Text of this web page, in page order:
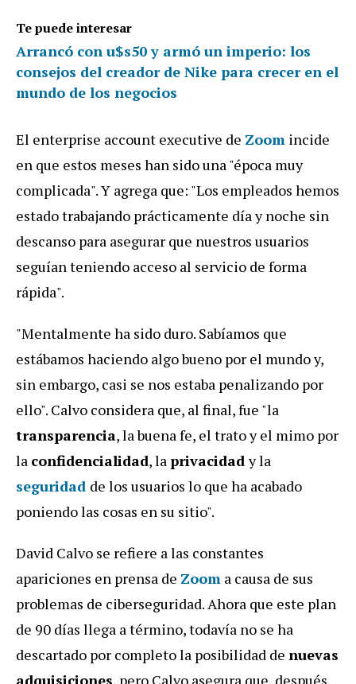
Te puede interesar
Arrancó con u$s50 y armó un imperio: los
consejos del creador de Nike para crecer en el
mundo de los negocios
El enterprise account executive de Zoom incide
en que estos meses han sido una "época muy
complicada". Y agrega que: "Los empleados hemos
estado trabajando prácticamente día y noche sin
descanso para asegurar que nuestros usuarios
seguían teniendo acceso al servicio de forma
rápida".
"Mentalmente ha sido duro. Sabíamos que
estábamos haciendo algo bueno por el mundo y,
sin embargo, casi se nos estaba penalizando por
ello". Calvo considera que, al final, fue "la
transparencia, la buena fe, el trato y el mimo por
la confidencialidad, laprivacidady la
seguridad de los usuarios lo que ha acabado
poniendo las cosas en su sitio".
David Calvo se refiere a las constantes
apariciones en prensa de Zoom a causa de sus
problemas de ciberseguridad. Ahora que este plan
de 90 días llega a término, todavía no se ha
descartado por completo la posibilidad de nuevas
adquisiciones, pero Calvo asegura que, después